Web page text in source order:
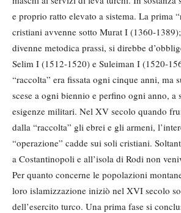
e proprio ratto elevato a sistema. La prima
cristiani avvenne sotto Murat I (1360-
divenne metodica prassi, si direbbe
Selim I (1512-1520) e Suleiman I (1520-
“raccolta” era fissata ogni cinque anni, ma
scese a ogni biennio e perfino ogni anno, a
esigenze militari. Nel XV secolo quando
dalla “raccolta” gli ebrei e gli armeni,
“operazione” cadde sui soli cristiani.
a Costantinopoli e all’isola di Rodi non
Per quanto concerne le popolazioni
loro islamizzazione iniziò nel XVI secolo
dell’esercito turco. Una prima fase si